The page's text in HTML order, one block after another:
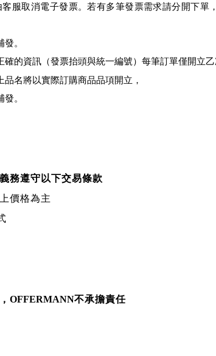
服取消電子發票。若有多筆發票需求請分開下單
。
確的資訊（發票抬頭與統一編號）每筆訂單僅開立乙
名將以實際訂購商品品項開立，
。
務遵守以下交易條款
價格為主
OFFERMANN不承擔責任